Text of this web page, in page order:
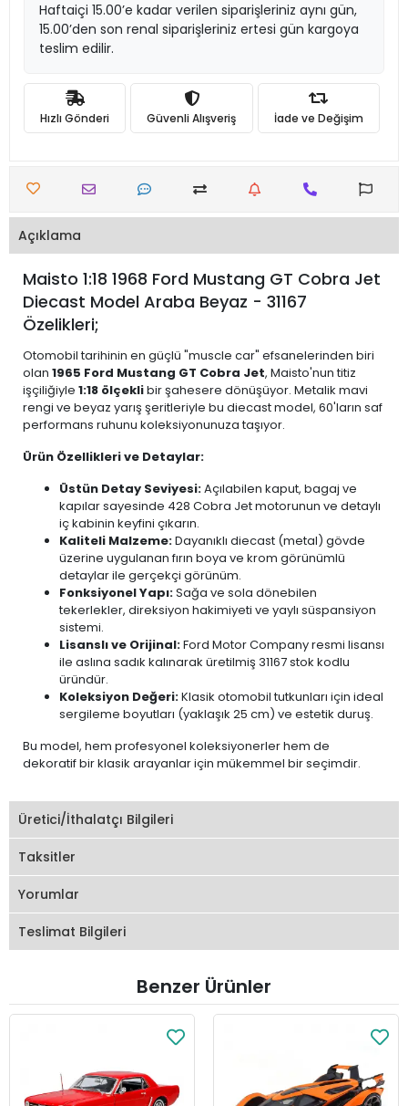
Haftaiçi 15.00’e kadar verilen siparişleriniz aynı gün,
15.00’den son renal siparişleriniz ertesi gün kargoya
teslim edilir.
Hızlı Gönderi Güvenli Alışveriş İade ve Değişim
Açıklama
Maisto 1:18 1968 Ford Mustang GT Cobra Jet
Diecast Model Araba Beyaz - 31167
Özelikleri;
Otomobil tarihinin en güçlü "muscle car" efsanelerinden biri
olan 1965 Ford Mustang GT Cobra Jet, Maisto'nun titiz
işçiliğiyle 1:18 ölçeklibir şahesere dönüşüyor. Metalik mavi
rengi ve beyaz yarış şeritleriyle bu diecast model, 60'ların saf
performans ruhunu koleksiyonunuza taşıyor.
Ürün Özellikleri ve Detaylar:
Üstün Detay Seviyesi:Açılabilen kaput, bagaj ve
kapılar sayesinde 428 Cobra Jet motorunun ve detaylı
iç kabinin keyfini çıkarın.
Kaliteli Malzeme:Dayanıklı diecast (metal) gövde
üzerine uygulanan fırın boya ve krom görünümlü
detaylar ile gerçekçi görünüm.
Fonksiyonel Yapı:Sağa ve sola dönebilen
tekerlekler, direksiyon hakimiyeti ve yaylı süspansiyon
sistemi.
Lisanslı ve Orijinal:Ford Motor Company resmi lisansı
ile aslına sadık kalınarak üretilmiş 31167 stok kodlu
üründür.
Koleksiyon Değeri:Klasik otomobil tutkunları için ideal
sergileme boyutları (yaklaşık 25 cm) ve estetik duruş.
Bu model, hem profesyonel koleksiyonerler hem de
dekoratif bir klasik arayanlar için mükemmel bir seçimdir.
Üretici/İthalatçı Bilgileri
Taksitler
Yorumlar
Teslimat Bilgileri
Benzer Ürünler